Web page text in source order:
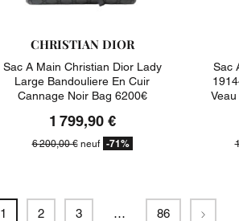
CHRISTIAN DIOR
Sac A Main Christian Dior Lady
Large Bandouliere En Cuir
Cannage Noir Bag 6200€
1 799,90 €
6 200,00 €neuf -71%
Sac
1 2 3 … 86 Suivant